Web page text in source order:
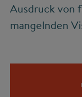
Ausdruck von
mangelnden